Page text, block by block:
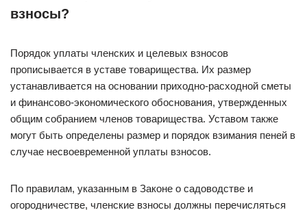
взносы?
Порядок уплаты членских и целевых взносов
прописывается в уставе товарищества. Их размер
устанавливается на основании приходно-расходной сметы
и финансово-экономического обоснования, утвержденных
общим собранием членов товарищества. Уставом также
могут быть определены размер и порядок взимания пеней в
случае несвоевременной уплаты взносов.
По правилам, указанным в Законе о садоводстве и
огородничестве, членские взносы должны перечисляться